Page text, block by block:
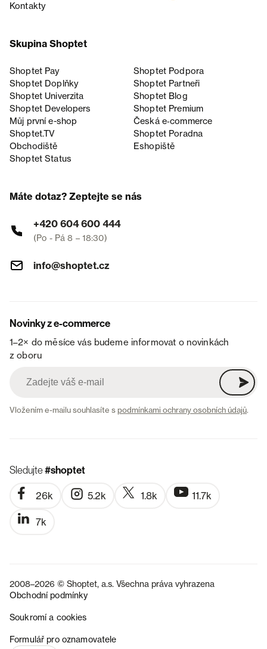
Kontakty
Skupina Shoptet
Shoptet Pay
Shoptet Podpora
Shoptet Doplňky
Shoptet Partneři
Shoptet Univerzita
Shoptet Blog
Shoptet Developers
Shoptet Premium
Můj první e-shop
Česká e‑commerce
Shoptet.TV
Shoptet Poradna
Obchodiště
Eshopiště
Shoptet Status
Máte dotaz? Zeptejte se nás
+420 604 600 444
(Po - Pá 8 – 18:30)
info@shoptet.cz
Novinky z e-commerce
1–2× do měsíce vás budeme informovat o novinkách
z oboru
Vložením e-mailu souhlasíte spodmínkami ochrany osobních údajů.
Sledujte#shoptet
26k 5.2k 1.8k 11.7k
7k
2008–2026 © Shoptet, a.s. Všechna práva vyhrazena
Obchodní podmínky
Soukromí a cookies
Formulář pro oznamovatele